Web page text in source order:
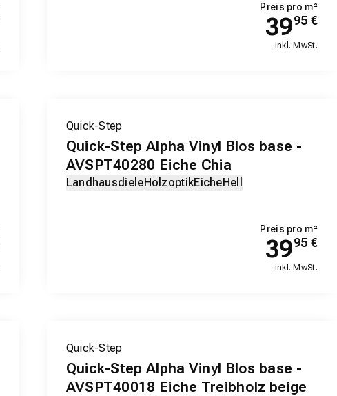
Preis pro m²
3995 €
inkl. MwSt.
Quick-Step
Quick-Step Alpha Vinyl Blos base -
AVSPT40280 Eiche Chia
LandhausdieleHolzoptikEicheHell
Preis pro m²
3995 €
inkl. MwSt.
Quick-Step
Quick-Step Alpha Vinyl Blos base -
AVSPT40018 Eiche Treibholz beige